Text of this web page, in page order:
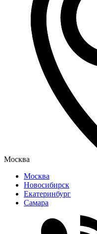
Москва
Москва
Новосибирск
Екатеринбург
Самара